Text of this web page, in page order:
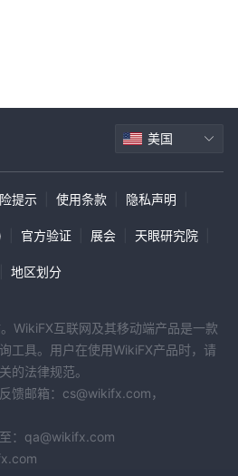
美国
提示 使用条款 隐私声明
官方验证 展会 天眼研究院
地区划分
WikiFX互联网及其移动端产品是一款
工具。用户在使用WikiFX产品时，请
的法律规范。
馈邮箱：cs@wikifx.com，
：qa@wikifx.com